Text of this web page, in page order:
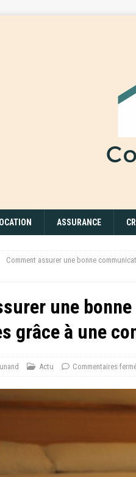
ASSURANCE
Comment assurer une bonne
une
grâce à une
Actu Commentaires